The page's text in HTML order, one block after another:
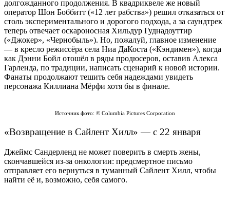
долгожданного продолжения. В квадриквеле же новый
оператор Шон Боббитт («12 лет рабства») решил отказаться от
столь экспериментального и дорогого подхода, а за саундтрек
теперь отвечает оскароносная Хильдур Гуднадоуттир
(«Джокер», «Чернобыль»). Но, пожалуй, главное изменение
— в кресло режиссёра села Ниа ДаКоста («Кэндимен»), когда
как Дэнни Бойл отошёл в ряды продюсеров, оставив Алекса
Гарленда, по традиции, написать сценарий к новой истории.
Фанаты продолжают тешить себя надеждами увидеть
персонажа Киллиана Мёрфи хотя бы в финале.
Источник фото: © Columbia Pictures Corporation
«Возвращение в Сайлент Хилл» — с 22 января
Джеймс Сандерленд не может поверить в смерть жены,
скончавшейся из-за онкологии: предсмертное письмо
отправляет его вернуться в туманный Сайлент Хилл, чтобы
найти её и, возможно, себя самого.